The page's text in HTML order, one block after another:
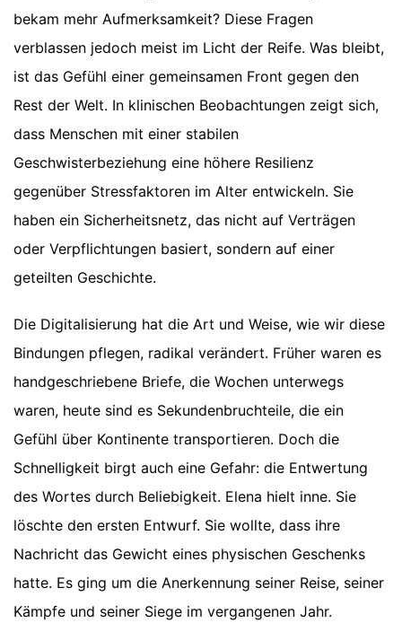
bekam mehr Aufmerksamkeit? Diese Fragen
verblassen jedoch meist im Licht der Reife. Was bleibt,
ist das Gefühl einer gemeinsamen Front gegen den
Rest der Welt. In klinischen Beobachtungen zeigt sich,
dass Menschen mit einer stabilen
Geschwisterbeziehung eine höhere Resilienz
gegenüber Stressfaktoren im Alter entwickeln. Sie
haben ein Sicherheitsnetz, das nicht auf Verträgen
oder Verpflichtungen basiert, sondern auf einer
geteilten Geschichte.
Die Digitalisierung hat die Art und Weise, wie wir diese
Bindungen pflegen, radikal verändert. Früher waren es
handgeschriebene Briefe, die Wochen unterwegs
waren, heute sind es Sekundenbruchteile, die ein
Gefühl über Kontinente transportieren. Doch die
Schnelligkeit birgt auch eine Gefahr: die Entwertung
des Wortes durch Beliebigkeit. Elena hielt inne. Sie
löschte den ersten Entwurf. Sie wollte, dass ihre
Nachricht das Gewicht eines physischen Geschenks
hatte. Es ging um die Anerkennung seiner Reise, seiner
Kämpfe und seiner Siege im vergangenen Jahr.